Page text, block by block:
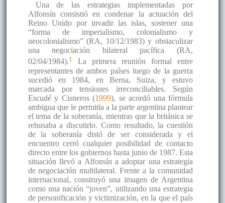
Una de las estrategias implementadas por
Alfonsín consistió en condenar la actuación del
Reino Unido por invadir las islas, sostener una
“forma de imperialismo, colonialismo y
neocolonialismo” (RA, 10/12/1983) y obstaculizar
una negociación bilateral pacífica (RA,
02/04/1984).1
La primera reunión formal entre
representantes de ambos países luego de la guerra
sucedió en 1984, en Berna, Suiza, y estuvo
marcada por tensiones irreconciliables. Según
Escudé y Cisneros (1999), se acordó una fórmula
ambigua que le permitía a la parte argentina plantear
el tema de la soberanía, mientras que la británica se
rehusaba a discutirlo. Como resultado, la cuestión
de la soberanía distó de ser considerada y el
encuentro cerró cualquier posibilidad de contacto
directo entre los gobiernos hasta junio de 1987. Esta
situación llevó a Alfonsín a adoptar una estrategia
de negociación multilateral. Frente a la comunidad
internacional, construyó una imagen de Argentina
como una nación “joven”, utilizando una estrategia
de personificación y victimización, en la que el país